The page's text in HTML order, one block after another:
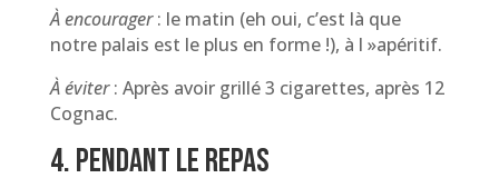
À encourager: le matin (eh oui, c’est là que
notre palais est le plus en forme !), à l »apéritif.
Àéviter: Après avoir grillé 3 cigarettes, après 12
Cognac.
4. Pendant le repas